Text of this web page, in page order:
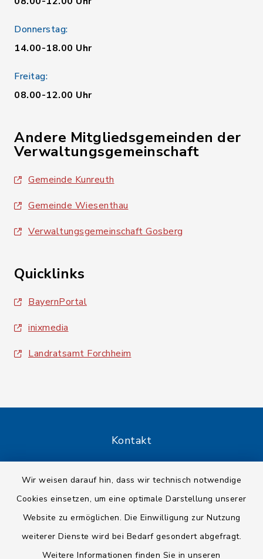
Wir weisen darauf hin, dass wir technisch notwendige
Cookies einsetzen, um eine optimale Darstellung unserer
Website zu ermöglichen. Die Einwilligung zur Nutzung
weiterer Dienste wird bei Bedarf gesondert abgefragt.
Weitere Informationen finden Sie in unseren
Donnerstag:
14.00-18.00 Uhr
Freitag:
08.00-12.00 Uhr
Andere Mitgliedsgemeinden der
Verwaltungsgemeinschaft
Gemeinde Kunreuth
Gemeinde Wiesenthau
Verwaltungsgemeinschaft Gosberg
Quicklinks
BayernPortal
inixmedia
Landratsamt Forchheim
Kontakt
Datenschutz
Impressum